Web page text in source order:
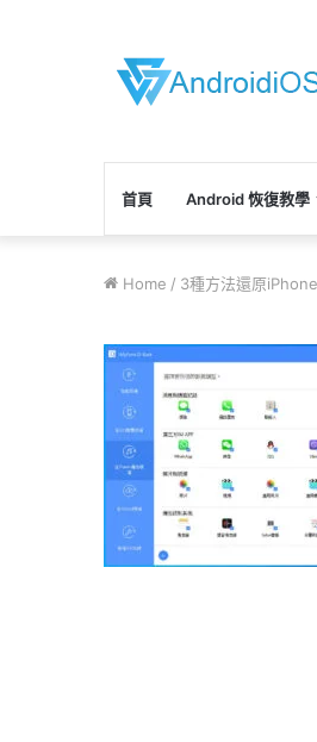
首頁 Android 恢復教學
Home / 3種方法還原